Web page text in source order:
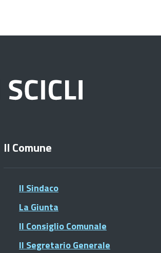
Il Comune
Il Sindaco
La Giunta
Il Consiglio Comunale
Il Segretario Generale